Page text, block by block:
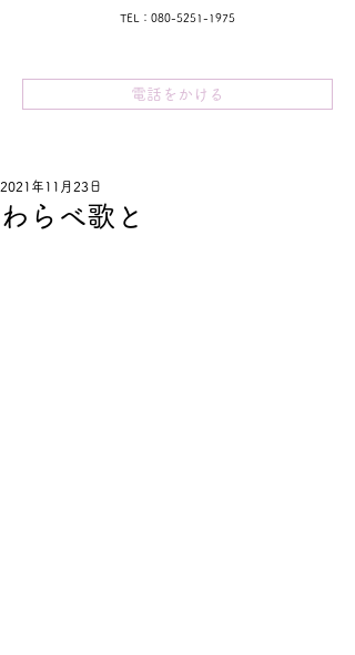
TEL：080-5251-1975
電話をかける
わらべ歌と
2021年11月23日